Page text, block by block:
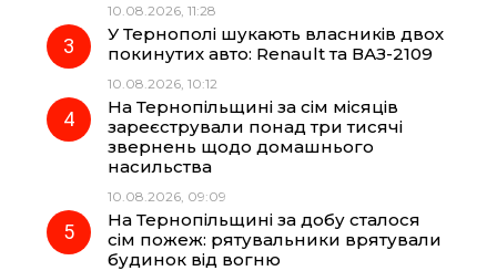
o a
m
p
10.08.2026, 11:28
У Тернополі шукають власників двох
покинутих авто: Renault та ВАЗ-2109
10.08.2026, 10:12
На Тернопільщині за сім місяців
зареєстрували понад три тисячі
звернень щодо домашнього
насильства
10.08.2026, 09:09
На Тернопільщині за добу сталося
сім пожеж: рятувальники врятували
будинок від вогню